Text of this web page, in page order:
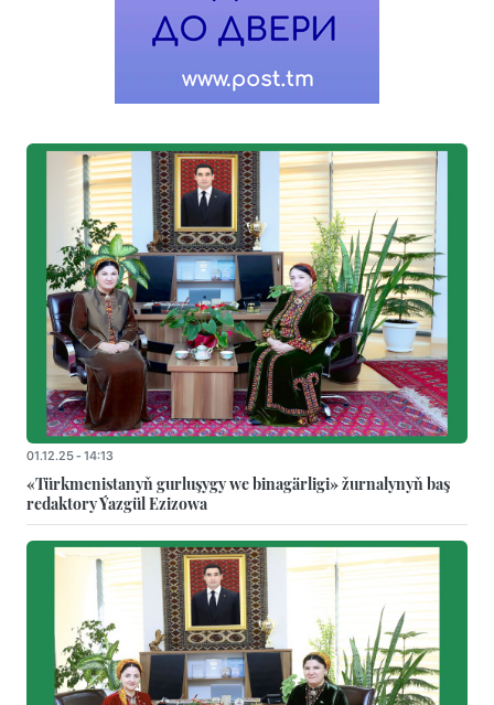
01.12.25 - 14:13
«Türkmenistanyň gurluşygy we binagärligi» žurnalynyň baş
redaktory Ýazgül Ezizowa